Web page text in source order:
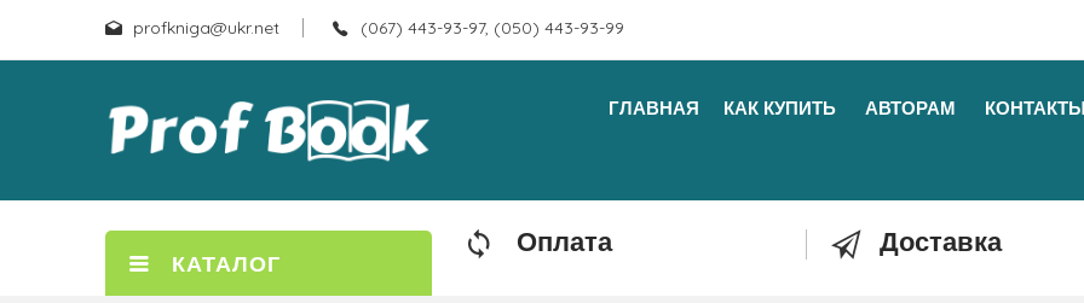
profkniga@ukr.net (067) 443-93-97, (050) 443-93-99
ГЛАВНАЯ КАК КУПИТЬ АВТОРАМ
КАТАЛОГ
Оплата Доставка